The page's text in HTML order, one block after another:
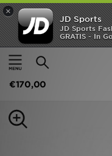
×
JD Sports
JD Sports
GRATIS - In
Thuis
Mannen
On Running Cloudtilt
€170,00
New In
Heren
Collecties